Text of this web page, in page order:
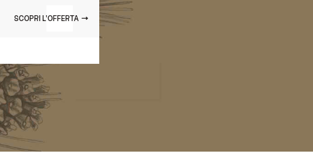
SCOPRI L'OFFERTA